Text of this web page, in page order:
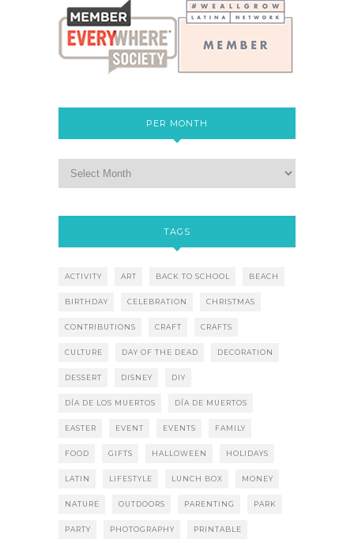
PER MONTH
TAGS
ACTIVITY ART BACK TO SCHOOL BEACH
BIRTHDAY CELEBRATION CHRISTMAS
CONTRIBUTIONS CRAFT CRAFTS
CULTURE DAY OF THE DEAD DECORATION
DESSERT DISNEY DIY
DÍA DE LOS MUERTOS DÍA DE MUERTOS
EASTER EVENT EVENTS FAMILY
FOOD GIFTS HALLOWEEN HOLIDAYS
LATIN LIFESTYLE LUNCH BOX MONEY
NATURE OUTDOORS PARENTING PARK
PARTY PHOTOGRAPHY PRINTABLE